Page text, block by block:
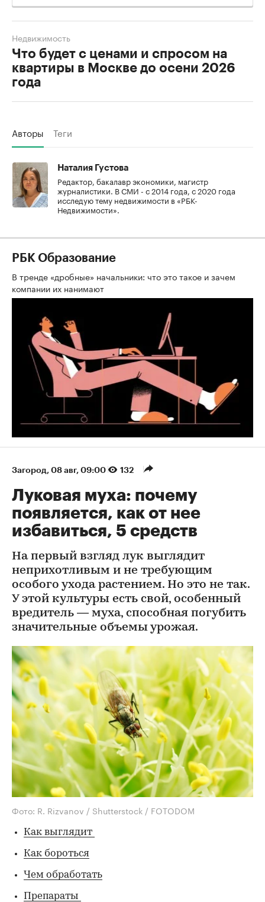
Что будет с ценами и спросом на
квартиры в Москве до осени 2026
года
Недвижимость
Авторы Теги
Наталия Густова
Редактор, бакалавр экономики, магистр
журналистики. В СМИ - с 2014 года, с 2020 года
исследую тему недвижимости в «РБК-
Недвижимости».
РБК Образование
В тренде «дробные» начальники: что это такое и зачем
компании их нанимают
Загород⁠, 08 авг, 09:00 132
Луковая муха: почему
появляется, как от нее
избавиться, 5 средств
На первый взгляд лук выглядит
неприхотливым и не требующим
особого ухода растением. Но это не так.
У этой культуры есть свой, особенный
вредитель — муха, способная погубить
значительные объемы урожая.
Фото: R. Rizvanov / Shutterstock / FOTODOM
Как выглядит
Как бороться
Чем обработать
Препараты